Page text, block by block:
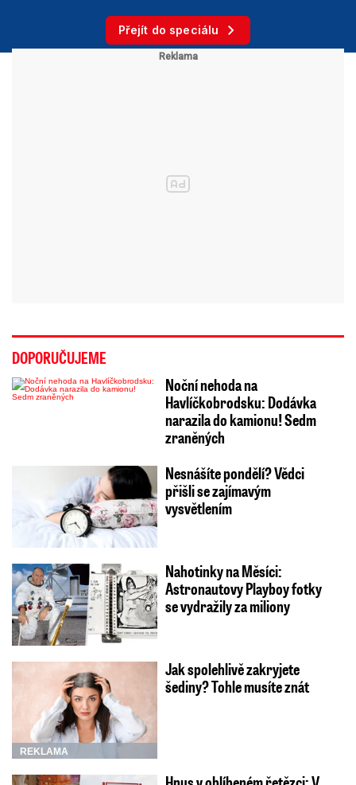
Přejít do speciálu
DOPORUČUJEME
Noční nehoda na
Havlíčkobrodsku: Dodávka
narazila do kamionu! Sedm
zraněných
Nesnášíte pondělí? Vědci
přišli se zajímavým
vysvětlením
Nahotinky na Měsíci:
Astronautovy Playboy fotky
se vydražily za miliony
REKLAMA
Jak spolehlivě zakryjete
šediny? Tohle musíte znát